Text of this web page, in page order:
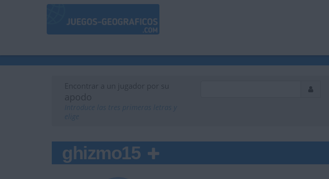
Encontrar a un jugador por su
apodo
ghizmo15